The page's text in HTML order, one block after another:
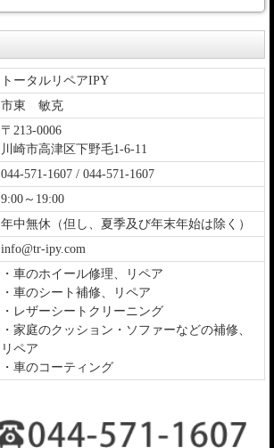
トータルリペアIPY
市東 敏克
〒213-0006
川崎市高津区下野毛1-6-11
044-571-1607 / 044-571-1607
9:00～19:00
年中無休（但し、夏季及び年末年始は除く）
info@tr-ipy.com
・車のホイール修理、リペア
・車のシート補修、リペア
・レザーシートクリーニング
・家庭のクッション・ソファーなどの補修、
リペア
・車のコーティング